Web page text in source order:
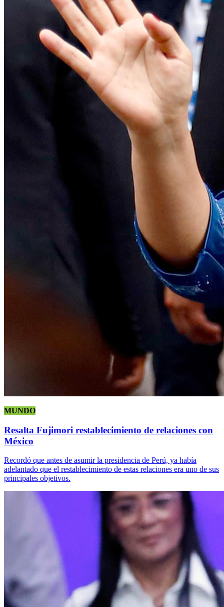
MUNDO
Resalta Fujimori restablecimiento de relaciones con
México
Recordó que antes de asumir la presidencia de Perú, ya había
adelantado que el restablecimiento de estas relaciones era uno de sus
principales objetivos.